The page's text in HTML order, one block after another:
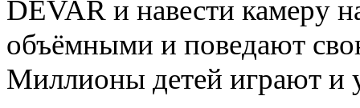
DEVAR и навести камеру
объёмными и поведают
Миллионы детей играют и